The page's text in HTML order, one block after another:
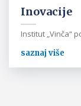
Inovacije
Institut „Vinča“
saznaj više